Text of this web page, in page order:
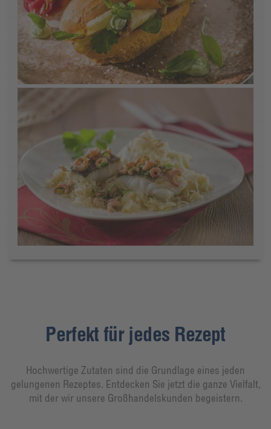
Perfekt für jedes Rezept
Hochwertige Zutaten sind die Grundlage eines jeden
gelungenen Rezeptes. Entdecken Sie jetzt die ganze Vielfalt,
mit der wir unsere Großhandelskunden begeistern.